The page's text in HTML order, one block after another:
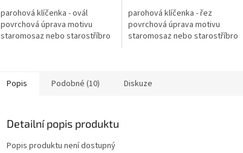
parohová klíčenka - ovál
povrchová úprava motivu
staromosaz nebo starostříbro
parohová klíčenka - řez
povrchová úprava motivu
staromosaz nebo starostříbro
Popis Podobné (10) Diskuze
Detailní popis produktu
Popis produktu není dostupný